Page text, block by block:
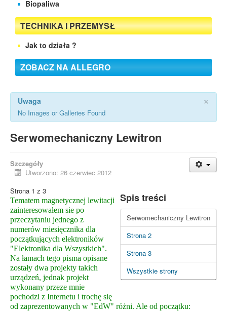
Biopaliwa
TECHNIKA I PRZEMYSŁ
Jak to działa ?
ZOBACZ NA ALLEGRO
×
Uwaga
No Images or Galleries Found
Serwomechaniczny Lewitron
Szczegóły
Utworzono: 26 czerwiec 2012
Spis treści
Serwomechaniczny Lewitron
Strona 2
Strona 3
Wszystkie strony
Strona 1 z 3
Tematem magnetycznej lewitacji
zainteresowałem sie po
przeczytaniu jednego z
numerów miesięcznika dla
początkujących elektroników
"Elektronika dla Wszystkich".
Na łamach tego pisma opisane
zostały dwa projekty takich
urządzeń, jednak projekt
wykonany przeze mnie
pochodzi z Internetu i trochę się
od zaprezentowanych w "EdW" różni. Ale od początku: